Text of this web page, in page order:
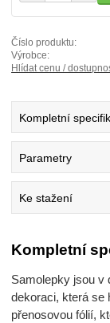
Číslo produktu:
Výrobce:
Hlídat cenu /
Kompletní
Parametry
Ke stažení
Kompletní
Samolepky jsou v
dekoraci, která se
přenosovou fólií,